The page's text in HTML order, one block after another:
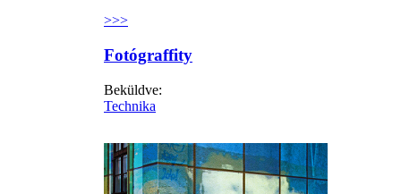
>>>
Fotógraffity
Beküldve:
Technika